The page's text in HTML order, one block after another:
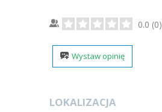
0.0 (0)
Wystaw opinię
LOKALIZACJA